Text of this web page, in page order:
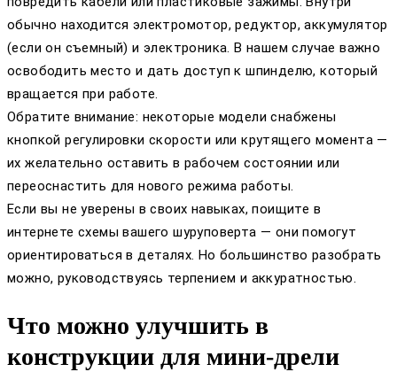
обычно находится электромотор, редуктор, аккумулятор
(если он съемный) и электроника. В нашем случае важно
освободить место и дать доступ к шпинделю, который
вращается при работе.
Обратите внимание: некоторые модели снабжены
кнопкой регулировки скорости или крутящего момента —
их желательно оставить в рабочем состоянии или
переоснастить для нового режима работы.
Если вы не уверены в своих навыках, поищите в
интернете схемы вашего шуруповерта — они помогут
ориентироваться в деталях. Но большинство разобрать
можно, руководствуясь терпением и аккуратностью.
Что можно улучшить в
конструкции для мини-дрели